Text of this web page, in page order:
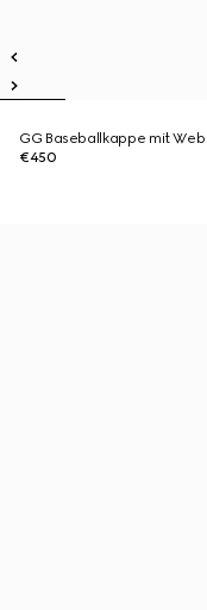
GG Baseballkappe mit Web
€450